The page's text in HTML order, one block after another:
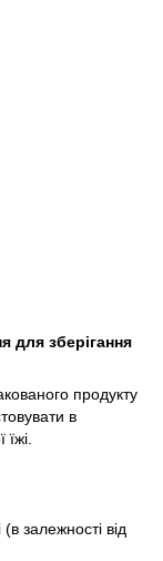
для зберігання
продукту
в
залежності від